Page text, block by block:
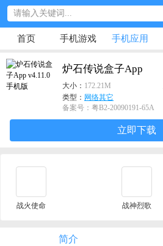
首页 手机游戏 手机应用
炉石传说盒子App
大小： 172.21M
类型： 网络其它
备案号：粤B2-20090191-65A
立即下载
战火使命 战神烈歌
简介